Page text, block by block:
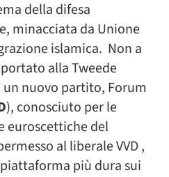
della difesa
minacciata da Unione
islamica. Non a
alla Tweede
un nuovo partito, Forum
), conosciuto per le
euroscettiche del
al liberale VVD ,
più dura sui